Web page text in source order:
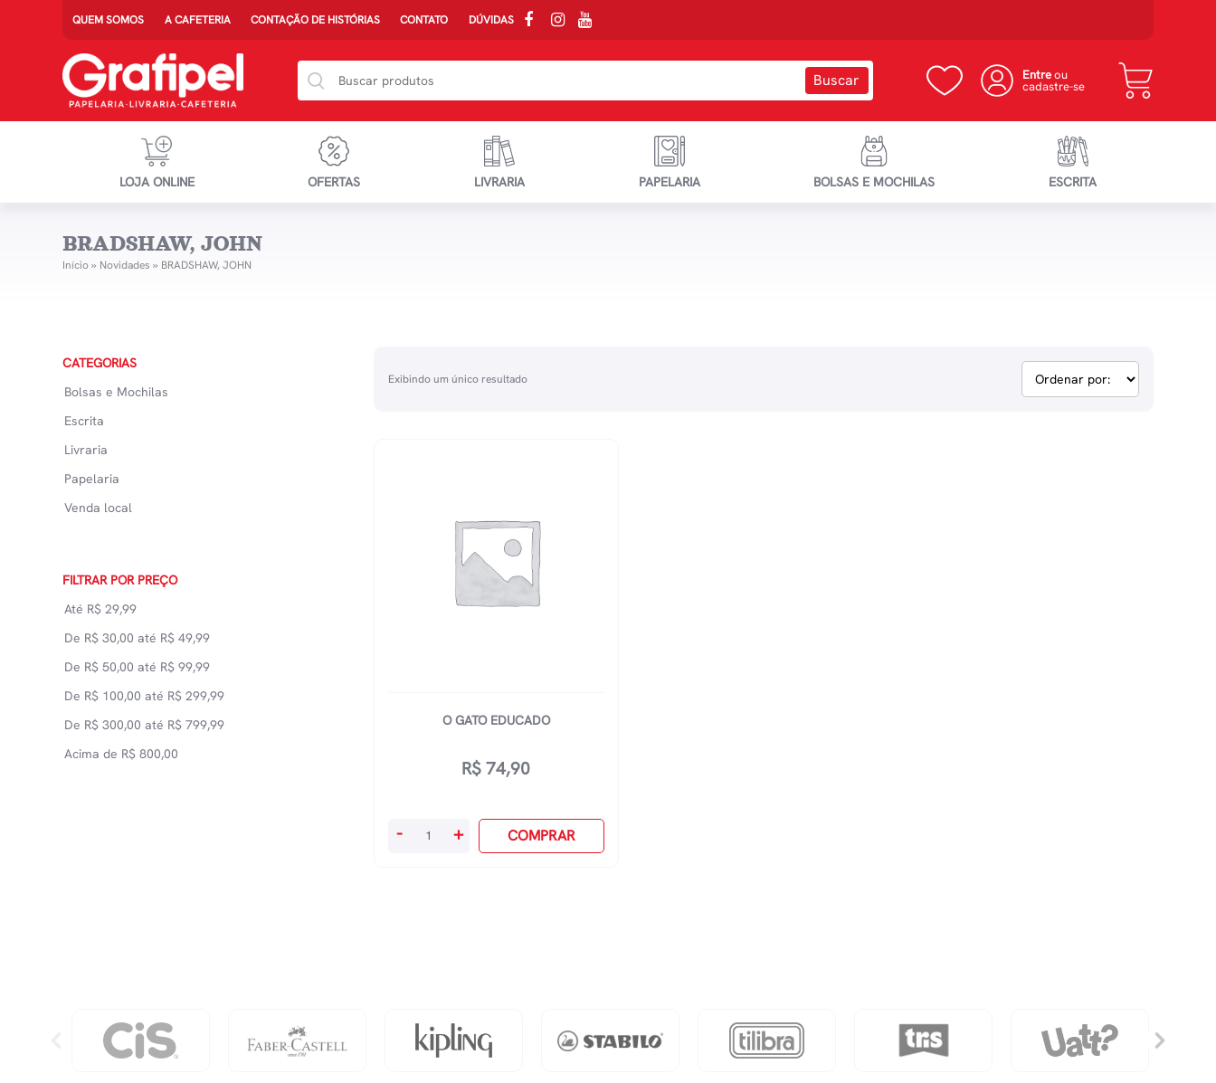
QUEM SOMOS A CAFETERIA CONTAÇÃO DE HISTÓRIAS CONTATO DÚVIDAS
Entreou
cadastre-se
LOJA ONLINE OFERTAS LIVRARIA PAPELARIA BOLSAS E MOCHILAS ESCRITA
BRADSHAW, JOHN
Início» Novidades » BRADSHAW, JOHN
CATEGORIAS
Bolsas e Mochilas
Escrita
Livraria
Papelaria
Venda local
FILTRAR POR PREÇO
Até R$ 29,99
De R$ 30,00 até R$ 49,99
De R$ 50,00 até R$ 99,99
De R$ 100,00 até R$ 299,99
De R$ 300,00 até R$ 799,99
Acima de R$ 800,00
Exibindo um único resultado
O GATO EDUCADO
R$ 74,90
O- + COMPRAR